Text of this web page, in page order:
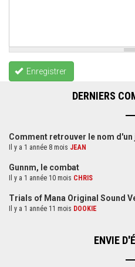
Enregistrer
DERNIERS
Comment retrouver le nom
Il y a 1 année 8 mois JEAN
Gunnm, le combat
Il y a 1 année 10 mois CHRIS
Trials of Mana Original Sound
Il y a 1 année 11 mois DOOKIE
ENVIE